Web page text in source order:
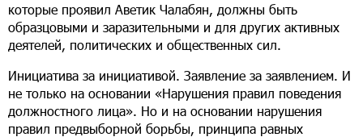
которые проявил Аветик Чалабян, должны быть
образцовыми и заразительными и для других активных
деятелей, политических и общественных сил.
Инициатива за инициативой. Заявление за заявлением. И
не только на основании «Нарушения правил поведения
должностного лица». Но и на основании нарушения
правил предвыборной борьбы, принципа равных